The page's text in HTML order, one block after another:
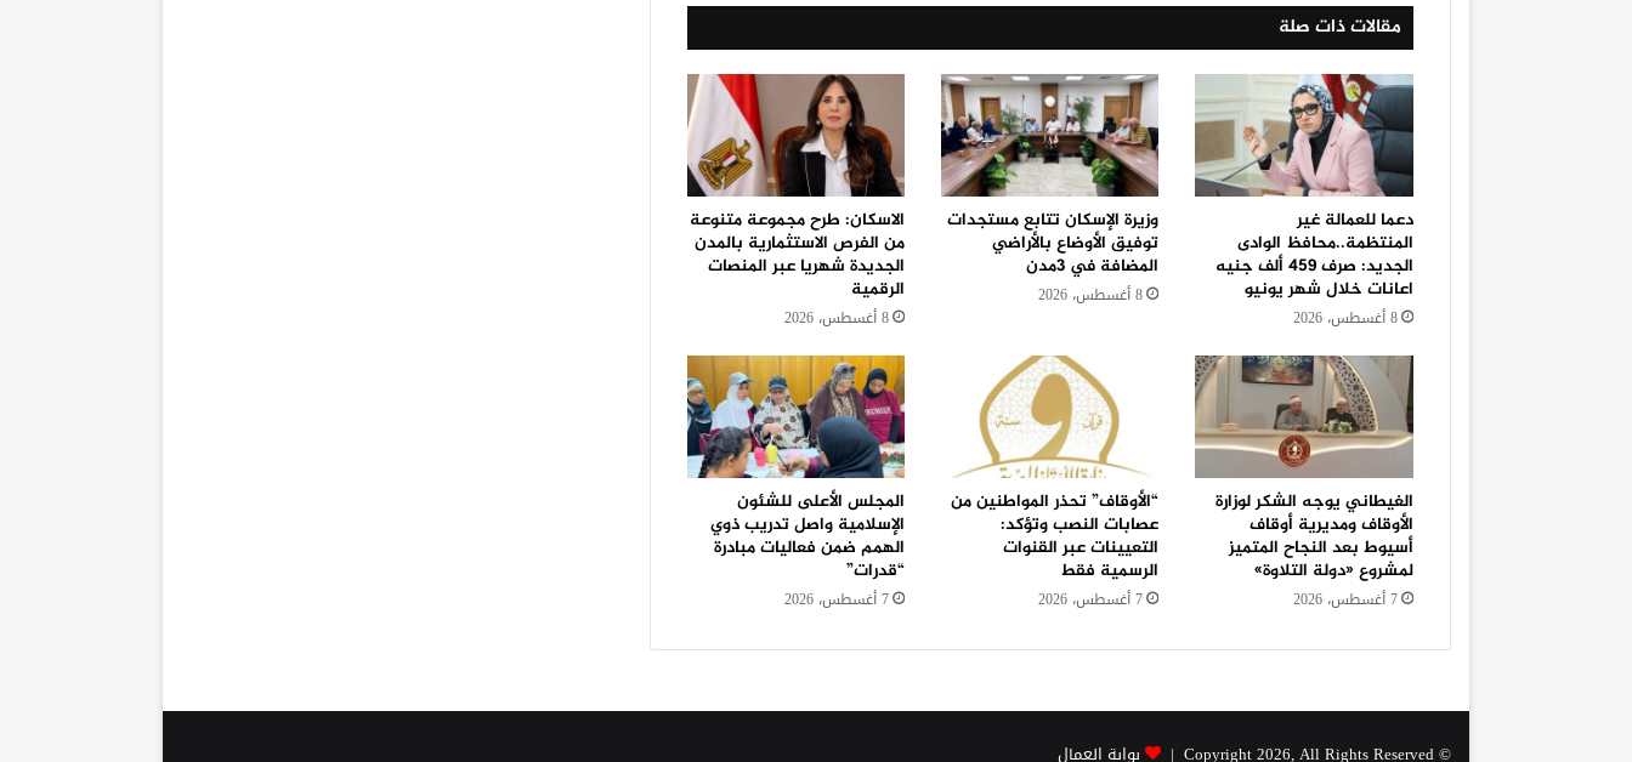
مقالات ذات صلة
دعما للعمالة غير
المنتظمة..محافظ الوادى
الجديد: صرف 459 ألف جنيه
اعانات خلال شهر يونيو
8 أغسطس، 2026
وزيرة الإسكان تتابع مستجدات
توفيق الأوضاع بالأراضي
المضافة في 3مدن
8 أغسطس، 2026
الاسكان: طرح مجموعة متنوعة
من الفرص الاستثمارية بالمدن
الجديدة شهريا عبر المنصات
الرقمية
8 أغسطس، 2026
الغيطاني يوجه الشكر لوزارة
الأوقاف ومديرية أوقاف
أسيوط بعد النجاح المتميز
لمشروع «دولة التلاوة»
7 أغسطس، 2026
“الأوقاف” تحذر المواطنين من
عصابات النصب وتؤكد:
التعيينات عبر القنوات
الرسمية فقط
7 أغسطس، 2026
المجلس الأعلى للشئون
الإسلامية واصل تدريب ذوي
الهمم ضمن فعاليات مبادرة
“قدرات”
7 أغسطس، 2026
© Copyright 2026, All Rights Reserved | بوابة العمال